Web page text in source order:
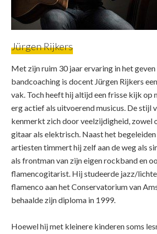
Jürgen Rijkers
Met zijn ruim 30 jaar ervaring in het
bandcoaching is docent Jürgen Rijkers
vak. Toch heeft hij altijd een frisse kijk op
erg actief als uitvoerend musicus. De stijl
kenmerkt zich door veelzijdigheid, zowel
gitaar als elektrisch. Naast het begeleiden
artiesten timmert hij zelf aan de weg als
als frontman van zijn eigen rockband en
flamencogitarist. Hij studeerde jazz/
flamenco aan het Conservatorium van
behaalde zijn diploma in 1999.
Hoewel hij met kleinere kinderen soms